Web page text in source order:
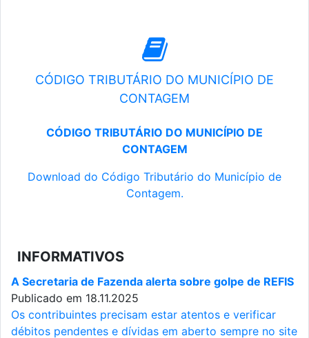
CÓDIGO TRIBUTÁRIO DO MUNICÍPIO DE
CONTAGEM
CÓDIGO TRIBUTÁRIO DO MUNICÍPIO DE
CONTAGEM
Download do Código Tributário do Município de
Contagem.
INFORMATIVOS
A Secretaria de Fazenda alerta sobre golpe de REFIS
Publicado em 18.11.2025
Os contribuintes precisam estar atentos e verificar
débitos pendentes e dívidas em aberto sempre no site